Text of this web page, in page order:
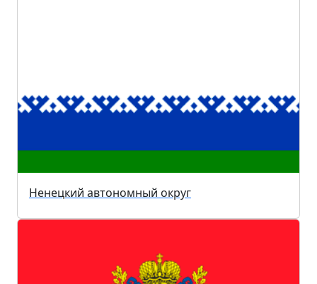
Ненецкий автономный округ